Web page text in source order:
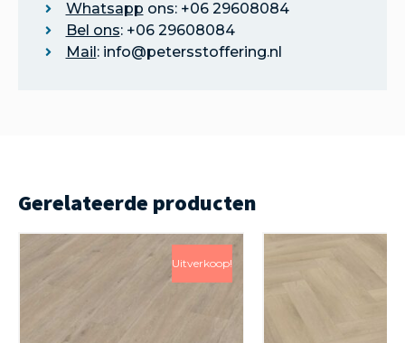
Whatsapp ons: +06 29608084
Bel ons: +06 29608084
Mail : info@petersstoffering.nl
Gerelateerde producten
Uitverkoop!